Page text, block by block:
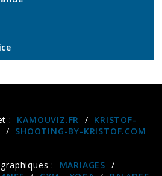
: KAMOUVIZ.FR / KRISTOF-
/ SHOOTING-BY-KRISTOF.COM
: MARIAGES /